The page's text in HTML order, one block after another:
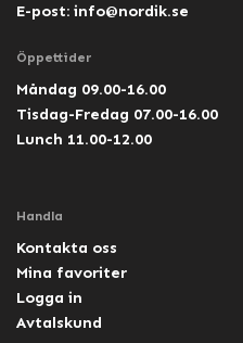
E-post: info@nordik.se
Öppettider
Måndag 09.00-16.00
Tisdag-Fredag 07.00-16.00
Lunch 11.00-12.00
Handla
Kontakta oss
Mina favoriter
Logga in
Avtalskund